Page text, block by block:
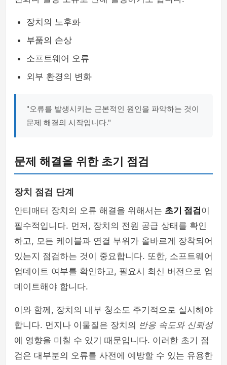
장치의 노후화
부품의 손상
소프트웨어 오류
외부 환경의 변화
"오류를 발생시키는 근본적인 원인을 파악하는 것이
문제 해결의 시작입니다."
문제 해결을 위한 초기 점검
장치 점검 단계
안티매터 장치의 오류 해결을 위해서는 초기 점검이
필수적입니다. 먼저, 장치의 전원 공급 상태를 확인
하고, 모든 케이블과 연결 부위가 올바르게 장착되어
있는지 점검하는 것이 중요합니다. 또한, 소프트웨어
업데이트 여부를 확인하고, 필요시 최신 버전으로 업
데이트해야 합니다.
이와 함께, 장치의 내부 청소도 주기적으로 실시해야
합니다. 먼지나 이물질은 장치의 반응 속도와 신뢰성
에 영향을 미칠 수 있기 때문입니다. 이러한 초기 점
검은 대부분의 오류를 사전에 예방할 수 있는 유용한